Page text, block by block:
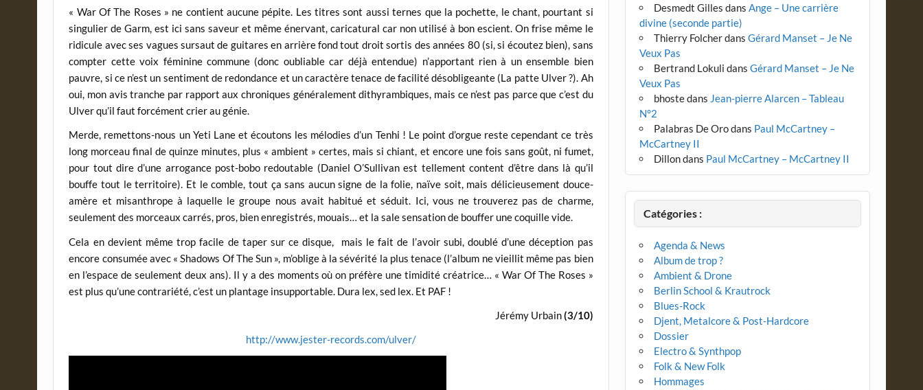
« War Of The Roses » ne contient aucune pépite. Les titres sont aussi ternes que la pochette, le chant, pourtant si
singulier de Garm, est ici sans saveur et même énervant, caricatural car non utilisé à bon escient. On frise même le
ridicule avec ses vagues sursaut de guitares en arrière fond tout droit sortis des années 80 (si, si écoutez bien), sans
compter cette voix féminine commune (donc oubliable car déjà entendue) n’apportant rien à un ensemble bien
pauvre, si ce n’est un sentiment de redondance et un caractère tenace de facilité désobligeante (La patte Ulver ?). Ah
oui, mon avis tranche par rapport aux chroniques généralement dithyrambiques, mais ce n’est pas parce que c’est du
Ulver qu’il faut forcément crier au génie.
Merde, remettons-nous un Yeti Lane et écoutons les mélodies d’un Tenhi ! Le point d’orgue reste cependant ce très
long morceau final de quinze minutes, plus « ambient » certes, mais si chiant, et encore une fois sans goût, ni fumet,
pour tout dire d’une arrogance post-bobo redoutable (Daniel O’Sullivan est tellement content d’être dans là qu’il
bouffe tout le territoire). Et le comble, tout ça sans aucun signe de la folie, naïve soit, mais délicieusement douce-
amère et misanthrope à laquelle le groupe nous avait habitué et séduit. Ici, vous ne trouverez pas de charme,
seulement des morceaux carrés, pros, bien enregistrés, mouais… et la sale sensation de bouffer une coquille vide.
Cela en devient même trop facile de taper sur ce disque, mais le fait de l’avoir subi, doublé d’une déception pas
encore consumée avec « Shadows Of The Sun », m’oblige à la sévérité la plus tenace (l’album ne vieillit même pas bien
en l’espace de seulement deux ans). Il y a des moments où on préfère une timidité créatrice… « War Of The Roses »
est plus qu’une contrariété, c’est un plantage insupportable. Dura lex, sed lex. Et PAF !
Jérémy Urbain(3/10)
http://www.jester-records.com/ulver/
Desmedt Gilles dansAnge – Une carrière
divine (seconde partie)
Thierry FolcherdansGérard Manset – Je Ne
Veux Pas
Bertrand Lokuli dansGérard Manset – Je Ne
Veux Pas
bhostedans Jean-pierre Alarcen – Tableau
N°2
Palabras De Orodans Paul McCartney –
McCartney II
Dillondans Paul McCartney – McCartney II
Catégories :
Agenda & News
Album de trop ?
Ambient & Drone
Berlin School & Krautrock
Blues-Rock
Djent, Metalcore & Post-Hardcore
Dossier
Electro & Synthpop
Folk & New Folk
Hommages